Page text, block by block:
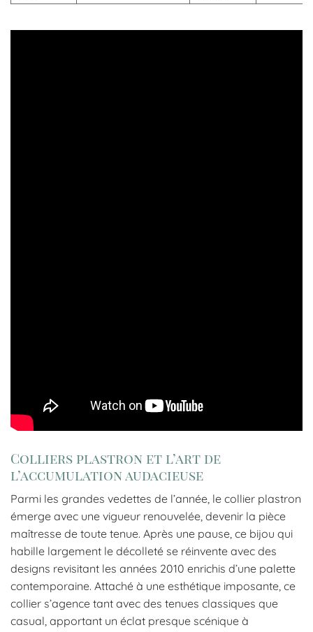
Colliers plastron et l’art de
l’accumulation audacieuse
Parmi les grandes vedettes de l’année, le collier plastron
émerge avec une vigueur renouvelée, devenir la pièce
maîtresse de toute tenue. Après une pause, ce bijou qui
habille largement le décolleté se réinvente avec des
designs revisitant les années 2010 enrichis d’une palette
contemporaine. Attaché à une esthétique imposante, ce
collier s’agence tant avec des tenues classiques que
casual, apportant un éclat presque scénique à